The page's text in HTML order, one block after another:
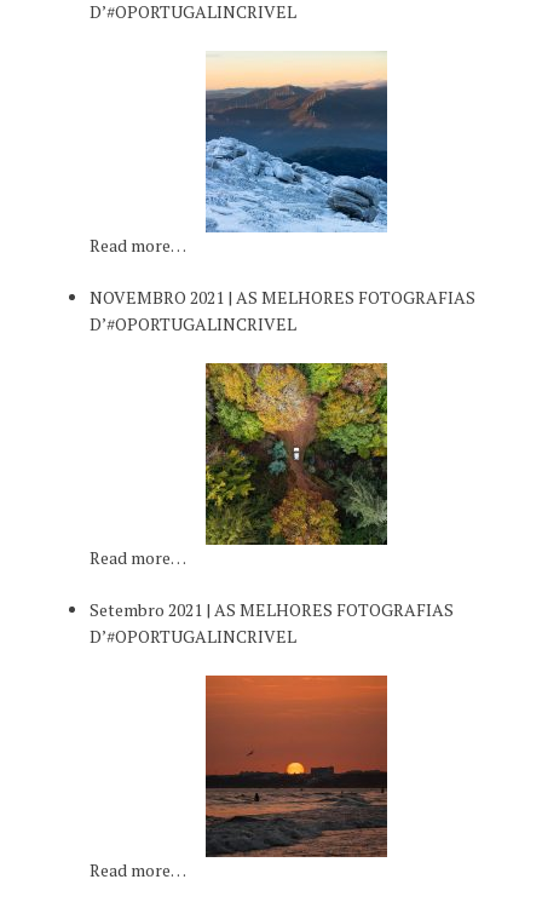
D’#OPORTUGALINCRIVEL
Read more…
NOVEMBRO 2021 | AS MELHORES FOTOGRAFIAS
D’#OPORTUGALINCRIVEL
Read more…
Setembro 2021 | AS MELHORES FOTOGRAFIAS
D’#OPORTUGALINCRIVEL
Read more…